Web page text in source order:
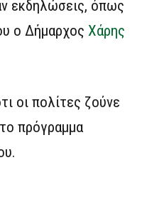
εκδηλώσεις, όπως
ο Δήμαρχος Χάρης
οι πολίτες ζούνε
πρόγραμμα